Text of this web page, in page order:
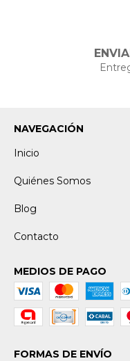
NAVEGACIÓN
Inicio
Quiénes Somos
Blog
Contacto
MEDIOS DE PAGO
FORMAS DE ENVÍO